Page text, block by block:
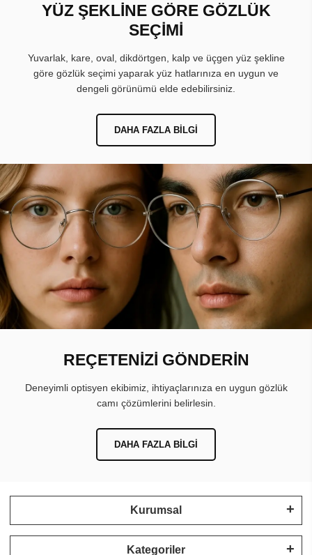
YÜZ ŞEKLİNE GÖRE GÖZLÜK
SEÇİMİ
Yuvarlak, kare, oval, dikdörtgen, kalp ve üçgen yüz şekline
göre gözlük seçimi yaparak yüz hatlarınıza en uygun ve
dengeli görünümü elde edebilirsiniz.
DAHA FAZLA BILGI
REÇETENİZİ GÖNDERİN
Deneyimli optisyen ekibimiz, ihtiyaçlarınıza en uygun gözlük
camı çözümlerini belirlesin.
DAHA FAZLA BILGI
Kurumsal
Kategoriler